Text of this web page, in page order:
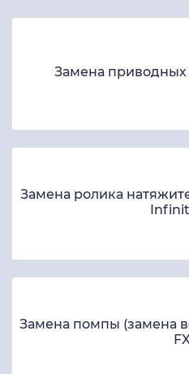
Замена
Замена ролика
Замена помпы (замена
FX